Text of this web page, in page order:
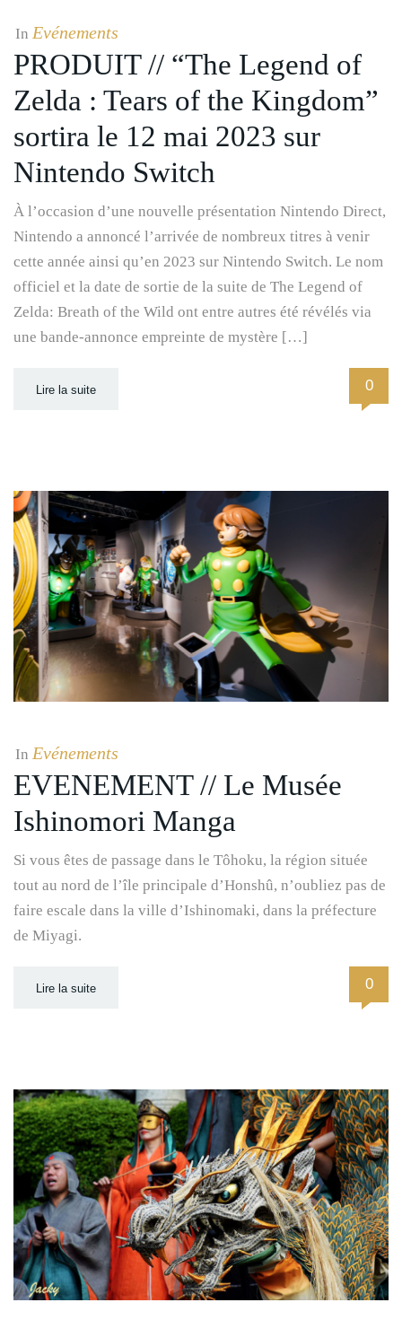
In Evénements
PRODUIT // “The Legend of
Zelda : Tears of the Kingdom”
sortira le 12 mai 2023 sur
Nintendo Switch
À l’occasion d’une nouvelle présentation Nintendo Direct,
Nintendo a annoncé l’arrivée de nombreux titres à venir
cette année ainsi qu’en 2023 sur Nintendo Switch. Le nom
officiel et la date de sortie de la suite de The Legend of
Zelda: Breath of the Wild ont entre autres été révélés via
une bande-annonce empreinte de mystère […]
Lire la suite 0
In Evénements
EVENEMENT // Le Musée
Ishinomori Manga
Si vous êtes de passage dans le Tôhoku, la région située
tout au nord de l’île principale d’Honshû, n’oubliez pas de
faire escale dans la ville d’Ishinomaki, dans la préfecture
de Miyagi.
Lire la suite 0